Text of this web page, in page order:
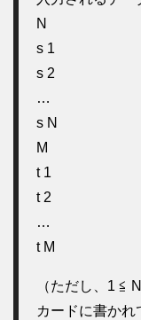
N
s 1
s 2
…
s N
M
t 1
t 2
…
t M
（ただし、1 ≦
カードに書かれ